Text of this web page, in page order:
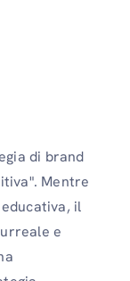
di brand
Mentre
il
e